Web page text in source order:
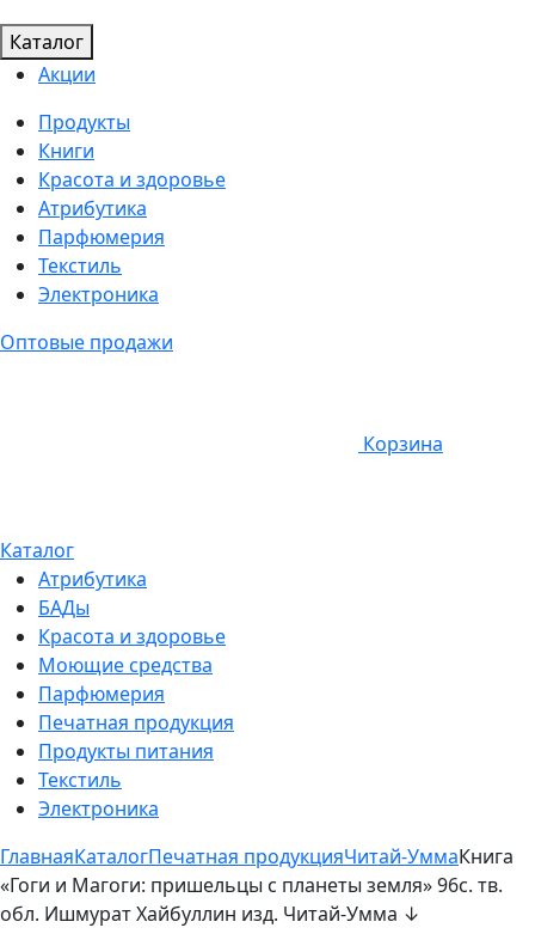
Каталог
Акции
Продукты
Книги
Красота и здоровье
Атрибутика
Парфюмерия
Текстиль
Электроника
Оптовые продажи
Корзина
Каталог
Атрибутика
БАДы
Красота и здоровье
Моющие средства
Парфюмерия
Печатная продукция
Продукты питания
Текстиль
Электроника
ГлавнаяКаталогПечатная продукцияЧитай-УммаКнига
«Гоги и Магоги: пришельцы с планеты земля» 96с. тв.
обл. Ишмурат Хайбуллин изд. Читай-Умма ↓